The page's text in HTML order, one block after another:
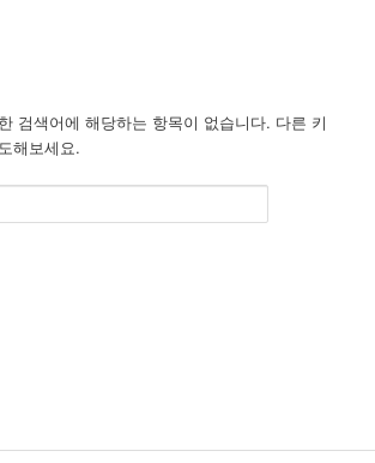
검색어에 해당하는 항목이 없습니다. 다른 키
해보세요.